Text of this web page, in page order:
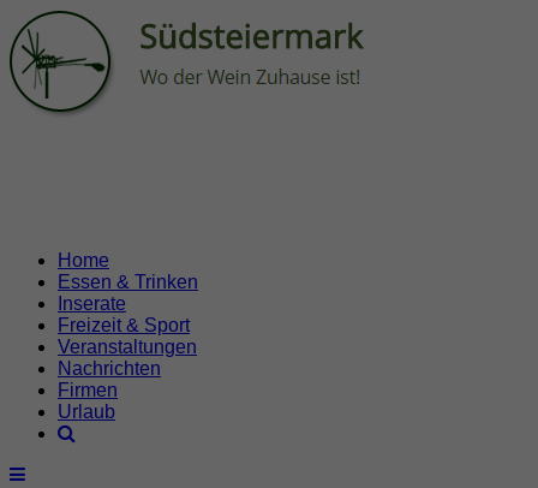
Home
Essen & Trinken
Inserate
Freizeit & Sport
Veranstaltungen
Nachrichten
Firmen
Urlaub